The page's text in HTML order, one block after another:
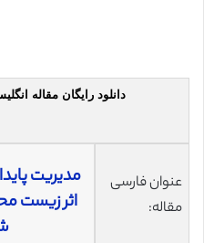
دانلود رایگان مقاله
عنوان فارسی
مقاله:
مدیریت
اثر زیست